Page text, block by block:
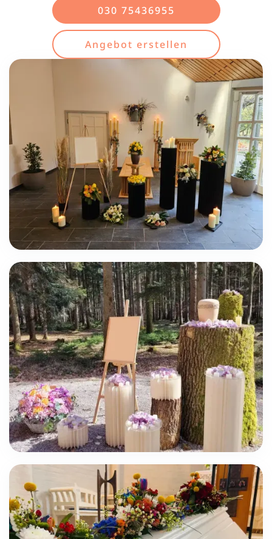
030 75436955
Angebot erstellen